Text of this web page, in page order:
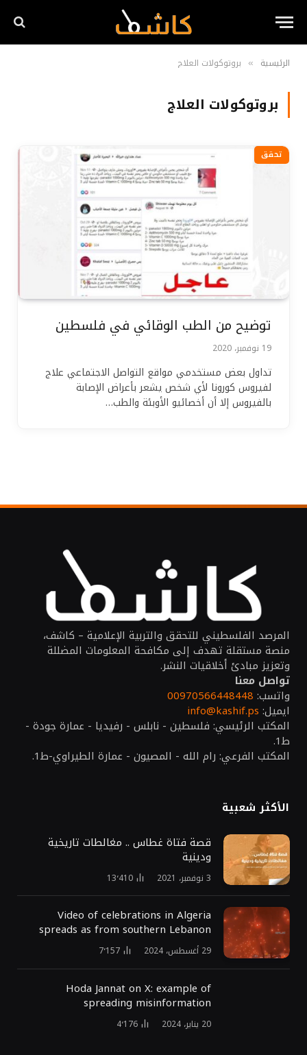
الرئيسية » بروتوكولات العلاج
بروتوكولات العلاج
تحقق
توضيح من الطب الوقائي في فلسطين
19 نوفمبر، 2020
تداول بعض مستخدمي مواقع التواصل الاجتماعي علاج
لفيروس كورونا لأي شخص يشعر بأعراض الإصابة
بالفيروس إلا أن أخصائيو الأوبئة والطب…
المرصد الفلسطيني للتحقق والتربية الإعلامية – كاشف،
منصة مستقلة تهدف إلى مكافحة المعلومات المضللة
وتعزيز مبادئ أخلاقيات النشر.
تواصل معنا
واتسب: 00970566448448
ايميل: info@kashif.ps
المكتب الرئيسي: فلسطين - نابلس - رفيديا - عمارة جودة -
ط1.
المكتب الفرعي: رام الله - المصيون - عمارة الطيراوي-ط1.
الأكثر شعبية
قصة فتاة غطاس .. مغالطات تاريخية
ودينية
3 نوفمبر، 2021 13٬410
Video of celebrations in Algeria
spreads as from southern Lebanon
29 أغسطس، 2024 7٬157
Hoda Jannat on X: example of
spreading misinformation
20 يناير، 2024 4٬176